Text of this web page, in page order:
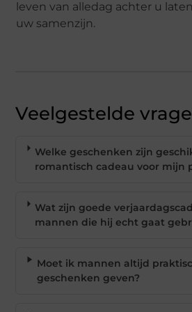
leven van alledag achter u
uw samenzijn.
Veelgestelde
Welke geschenken zijn
romantisch cadeau voor mijn
Wat zijn goede
mannen die hij echt gaat
Moet ik mannen altijd
geschenken geven?